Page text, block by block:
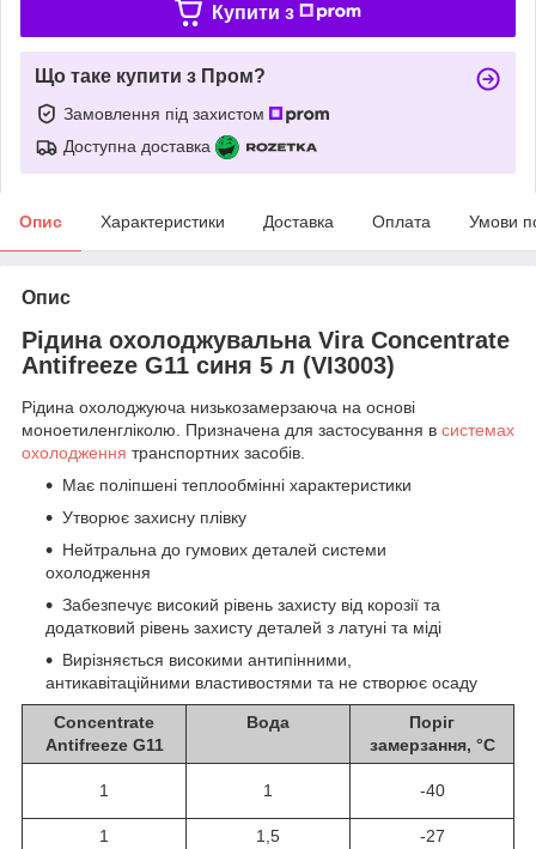
Купити з
Що таке купити з Пром?
Замовлення під захистом
Доступна доставка
Опис Характеристики Доставка Оплата Умови
Опис
Рідина охолоджувальна Vira Concentrate
Antifreeze G11 синя 5 л (VI3003)
Рідина охолоджуюча низькозамерзаюча на основі
моноетиленгліколю. Призначена для застосування в системах
охолодження транспортних засобів.
Має поліпшені теплообмінні характеристики
Утворює захисну плівку
Нейтральна до гумових деталей системи
охолодження
Забезпечує високий рівень захисту від корозії та
додатковий рівень захисту деталей з латуні та міді
Вирізняється високими антипінними,
антикавітаційними властивостями та не створює осаду
Concentrate
Antifreeze G11
Вода
Поріг
замерзання, °C
1 1 -40
1 1,5
-27